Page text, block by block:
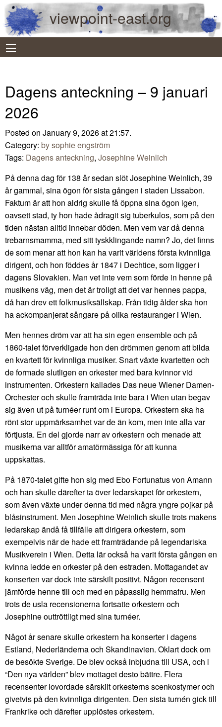
viewpoint-east.org
Dagens anteckning – 9 januari
2026
Posted on January 9, 2026 at 21:57.
Category: by sophie engström
Tags: Dagens anteckning, Josephine Weinlich
På denna dag för 138 år sedan slöt Josephine Weinlich, 39
år gammal, sina ögon för sista gången i staden Lissabon.
Faktum är att hon aldrig skulle få öppna sina ögon igen,
oavsett stad, ty hon hade ådragit sig tuberkulos, som på den
tiden nästan alltid innebar döden. Men vem var då denna
trebarnsmamma, med sitt tyskklingande namn? Jo, det finns
de som menar att hon kan ha varit världens första kvinnliga
dirigent, och hon föddes år 1847 i Dechtice, som ligger i
dagens Slovakien. Man vet inte vem som förde in henne på
musikens väg, men det är troligt att det var hennes pappa,
då han drev ett folkmusiksällskap. Från tidig ålder ska hon
ha ackompanjerat sångare på olika restauranger i Wien.
Men hennes dröm var att ha sin egen ensemble och på
1860-talet förverkligade hon den drömmen genom att bilda
en kvartett för kvinnliga musiker. Snart växte kvartetten och
de formade slutligen en orkester med bara kvinnor vid
instrumenten. Orkestern kallades Das neue Wiener Damen-
Orchester och skulle framträda inte bara i Wien utan begav
sig även ut på turnéer runt om i Europa. Orkestern ska ha
rönt stor uppmärksamhet var de än kom, men inte alla var
förtjusta. En del gjorde narr av orkestern och menade att
musikerna var alltför amatörmässiga för att kunna
uppskattas.
På 1870-talet gifte hon sig med Ebo Fortunatus von Amann
och han skulle därefter ta över ledarskapet för orkestern,
som även växte under denna tid med några yngre pojkar på
blåsinstrument. Men Josephine Weinlich skulle trots makens
ledarskap ändå få tillfälle att dirigera orkestern, som
exempelvis när de hade ett framträdande på legendariska
Musikverein i Wien. Detta lär också ha varit första gången en
kvinna ledde en orkester på den estraden. Mottagandet av
konserten var dock inte särskilt positivt. Någon recensent
jämförde henne till och med en påpasslig hemmafru. Men
trots de usla recensionerna fortsatte orkestern och
Josephine outtröttligt med sina turnéer.
Något år senare skulle orkestern ha konserter i dagens
Estland, Nederländerna och Skandinavien. Oklart dock om
de besökte Sverige. De blev också inbjudna till USA, och i
“Den nya världen” blev mottaget desto bättre. Flera
recensenter lovordade särskilt orkesterns scenkostymer och
givetvis på den kvinnliga dirigenten. Den sista turnén gick till
Frankrike och därefter upplöstes orkestern.